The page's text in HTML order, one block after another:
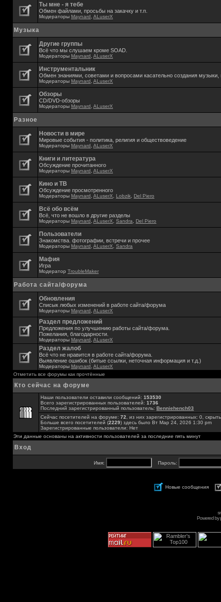
Ты мне - я тебе
Обмен файлами, просьбы на закачку и т.п.
Модераторы Maynard ALuserX
Музыка
Другие группы
Всё что мы слушаем кроме SOAD.
Модераторы Maynard ALuserX
Инструментальник
Обмен знаниями, советами и вопросами касательно создания музыки,
Модераторы Maynard ALuserX
Обзоры
CD/DVD-обзоры
Модераторы Maynard ALuserX
Разное
Новости в мире
Мировые события - политика, религия и обществоведение
Модераторы Maynard ALuserX
Книги и литература
Обсуждение прочитанного
Модераторы Maynard ALuserX
Кино и ТВ
Обсуждение просмотренного
Модераторы Maynard ALuserX Lobzik Del Piero
Всё обо всём
Всё, что не вошло в другие разделы
Модераторы Maynard ALuserX Sandra Del Piero
Пользователи
Знакомства. фотографии, встречи и прочее
Модераторы Maynard ALuserX Sandra
Мафия
Игра
Модератор TroubleMaker
Работа сайта/форума
Обновления
Списык любых изменений в работе сайта/форума
Модераторы Maynard ALuserX
Раздел предложений
Предложения по улучшению работы сайта/форума.
Пожелания, благодарности.
Модераторы Maynard ALuserX
Раздел жалоб
Всё что не нравится в работе сайта/форума.
Выявление ошибок (битые ссылки, неточная информация и т.д.)
Модераторы Maynard ALuserX
Отметить все форумы как прочтённые
Кто сейчас на форуме
Наши пользователи оставили сообщений: 153530
Всего зарегистрированных пользователей: 1736
Последний зарегистрированный пользователь: Benniehench03
Сейчас посетителей на форуме: 72 , из них зарегистрированных: 0,
Больше всего посетителей (2229) здесь было Вт Мар 24, 2026 1:30 pm
Зарегистрированные пользователи: Нет
Эти данные основаны на активности пользователей за последние пять минут
Вход
Имя: Пароль:
Новые сообщения
Powered by